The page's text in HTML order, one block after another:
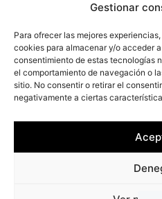
Gestionar
Para ofrecer las mejores
cookies para almacenar y/o acceder
consentimiento de estas tecnologías
el comportamiento de navegación o
sitio. No consentir o retirar el
negativamente a ciertas
©2026 OYRSA · Todos los
derechos reservados ·